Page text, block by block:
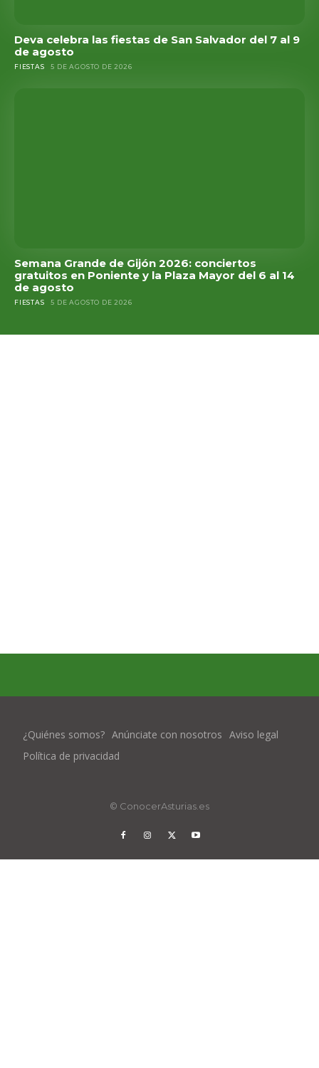
Deva celebra las fiestas de San Salvador del 7 al 9
de agosto
FIESTAS 5 DE AGOSTO DE 2026
Semana Grande de Gijón 2026: conciertos
gratuitos en Poniente y la Plaza Mayor del 6 al 14
de agosto
FIESTAS 5 DE AGOSTO DE 2026
¿Quiénes somos? Anúnciate con nosotros Aviso legal
Política de privacidad
© ConocerAsturias.es